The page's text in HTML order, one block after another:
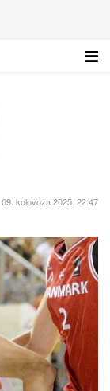
kolovoza 2025. 22:47